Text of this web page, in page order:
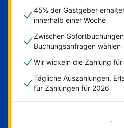
45% der Gastgeber
innerhalb einer Woche
Zwischen
Buchungsanfragen wählen
Wir wickeln die Zahlung für
Tägliche Auszahlungen.
für Zahlungen für 2026
Jetzt loslegen